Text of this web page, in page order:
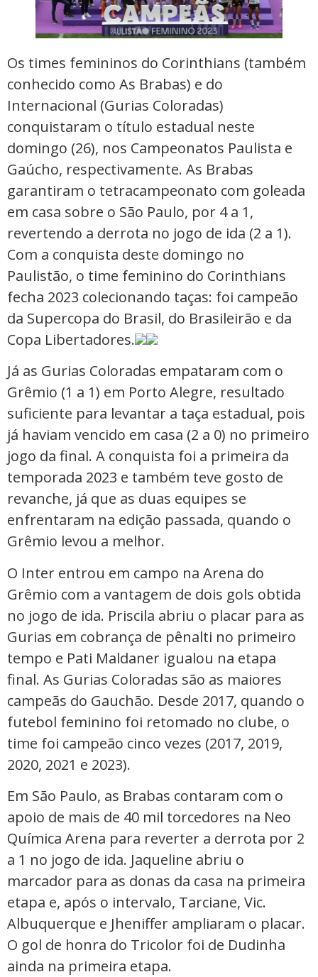
Os times femininos do Corinthians (também
conhecido como As Brabas) e do
Internacional (Gurias Coloradas)
conquistaram o título estadual neste
domingo (26), nos Campeonatos Paulista e
Gaúcho, respectivamente. As Brabas
garantiram o tetracampeonato com goleada
em casa sobre o São Paulo, por 4 a 1,
revertendo a derrota no jogo de ida (2 a 1).
Com a conquista deste domingo no
Paulistão, o time feminino do Corinthians
fecha 2023 colecionando taças: foi campeão
da Supercopa do Brasil, do Brasileirão e da
Copa Libertadores.
Já as Gurias Coloradas empataram com o
Grêmio (1 a 1) em Porto Alegre, resultado
suficiente para levantar a taça estadual, pois
já haviam vencido em casa (2 a 0) no primeiro
jogo da final. A conquista foi a primeira da
temporada 2023 e também teve gosto de
revanche, já que as duas equipes se
enfrentaram na edição passada, quando o
Grêmio levou a melhor.
O Inter entrou em campo na Arena do
Grêmio com a vantagem de dois gols obtida
no jogo de ida. Priscila abriu o placar para as
Gurias em cobrança de pênalti no primeiro
tempo e Pati Maldaner igualou na etapa
final. As Gurias Coloradas são as maiores
campeãs do Gauchão. Desde 2017, quando o
futebol feminino foi retomado no clube, o
time foi campeão cinco vezes (2017, 2019,
2020, 2021 e 2023).
Em São Paulo, as Brabas contaram com o
apoio de mais de 40 mil torcedores na Neo
Química Arena para reverter a derrota por 2
a 1 no jogo de ida. Jaqueline abriu o
marcador para as donas da casa na primeira
etapa e, após o intervalo, Tarciane, Vic.
Albuquerque e Jheniffer ampliaram o placar.
O gol de honra do Tricolor foi de Dudinha
ainda na primeira etapa.